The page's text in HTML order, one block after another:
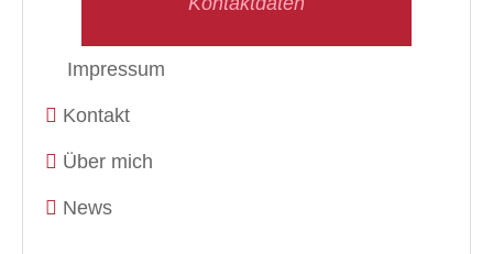
Impressum
Kontakt
Über mich
News